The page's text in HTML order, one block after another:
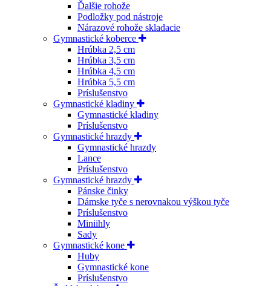
Ďalšie rohože
Podložky pod nástroje
Nárazové rohože skladacie
Gymnastické koberce
Hrúbka 2,5 cm
Hrúbka 3,5 cm
Hrúbka 4,5 cm
Hrúbka 5,5 cm
Príslušenstvo
Gymnastické kladiny
Gymnastické kladiny
Príslušenstvo
Gymnastické hrazdy
Gymnastické hrazdy
Lance
Príslušenstvo
Gymnastické hrazdy
Pánske činky
Dámske tyče s nerovnakou výškou tyče
Príslušenstvo
Miniihly
Sady
Gymnastické kone
Huby
Gymnastické kone
Príslušenstvo